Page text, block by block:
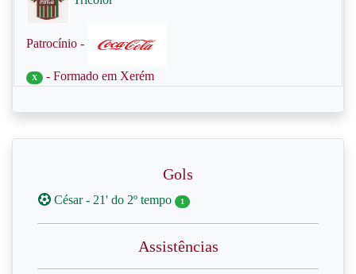
Patrocínio -
X - Formado em Xerém
Gols
César - 21' do 2º tempo 1
Assistências